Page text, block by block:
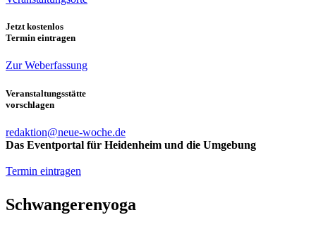
Jetzt kostenlos
Termin eintragen
Zur Weberfassung
Veranstaltungsstätte
vorschlagen
redaktion@neue-woche.de
Das Eventportal für Heidenheim und die Umgebung
Termin eintragen
Schwangerenyoga